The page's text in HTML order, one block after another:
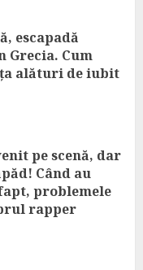
escapadă
Grecia. Cum
alături de iubit
pe scenă, dar
Când au
problemele
rapper